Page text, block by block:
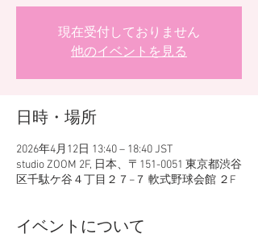
現在受付しておりません
他のイベントを見る
日時・場所
2026年4月12日 13:40 – 18:40 JST
studio ZOOM 2F, 日本、〒151-0051 東京都渋谷
区千駄ケ谷４丁目２７−７ 軟式野球会館 ２F
イベントについて